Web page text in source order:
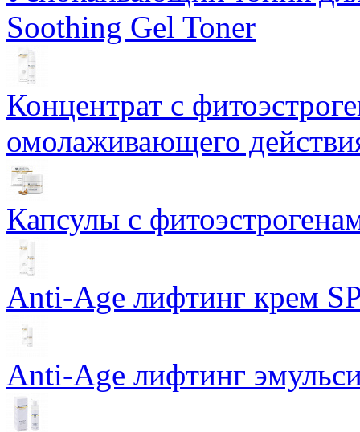
Soothing Gel Toner
Концентрат с
омолаживающего
Капсулы с
Anti-Age лифтинг крем
Anti-Age лифтинг